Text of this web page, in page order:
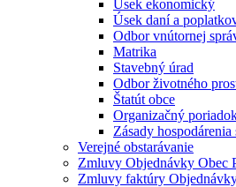
Úsek ekonomický
Úsek daní a
Odbor vnútornej
Matrika
Stavebný úrad
Odbor životného
Štatút obce
Organizačný
Zásady
Verejné obstarávanie
Zmluvy Objednávky Obec
Zmluvy faktúry